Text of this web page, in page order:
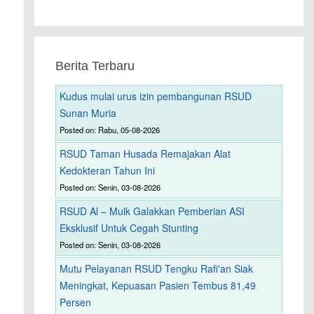
Berita Terbaru
Kudus mulai urus izin pembangunan RSUD
Sunan Muria
Posted on: Rabu, 05-08-2026
RSUD Taman Husada Remajakan Alat
Kedokteran Tahun Ini
Posted on: Senin, 03-08-2026
RSUD Al – Mulk Galakkan Pemberian ASI
Eksklusif Untuk Cegah Stunting
Posted on: Senin, 03-08-2026
Mutu Pelayanan RSUD Tengku Rafi'an Siak
Meningkat, Kepuasan Pasien Tembus 81,49
Persen